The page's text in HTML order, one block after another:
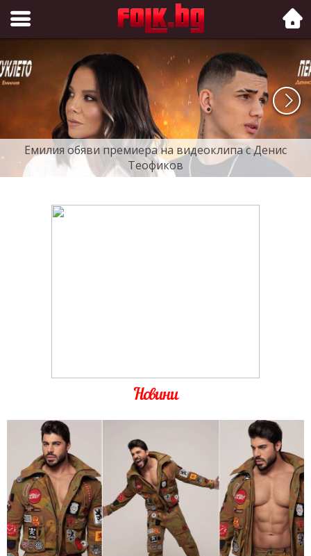
Folk.bg
Емилия обяви премиера на видеоклипа с Денис
Теофиков
Новини